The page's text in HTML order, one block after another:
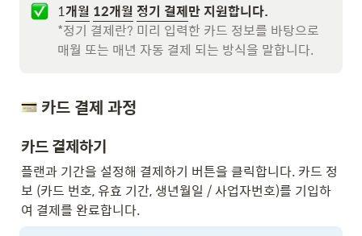
1개월 12개월 정기 결제만 지원합니다.
*정기 결제란? 미리 입력한 카드 정보를 바탕으로
매월 또는 매년 자동 결제 되는 방식을 말합니다.
카드 결제 과정
카드 결제하기
플랜과 기간을 설정해 결제하기 버튼을 클릭합니다. 카드 정
보 (카드 번호, 유효 기간, 생년월일 / 사업자번호)를 기입하
여 결제를 완료합니다.